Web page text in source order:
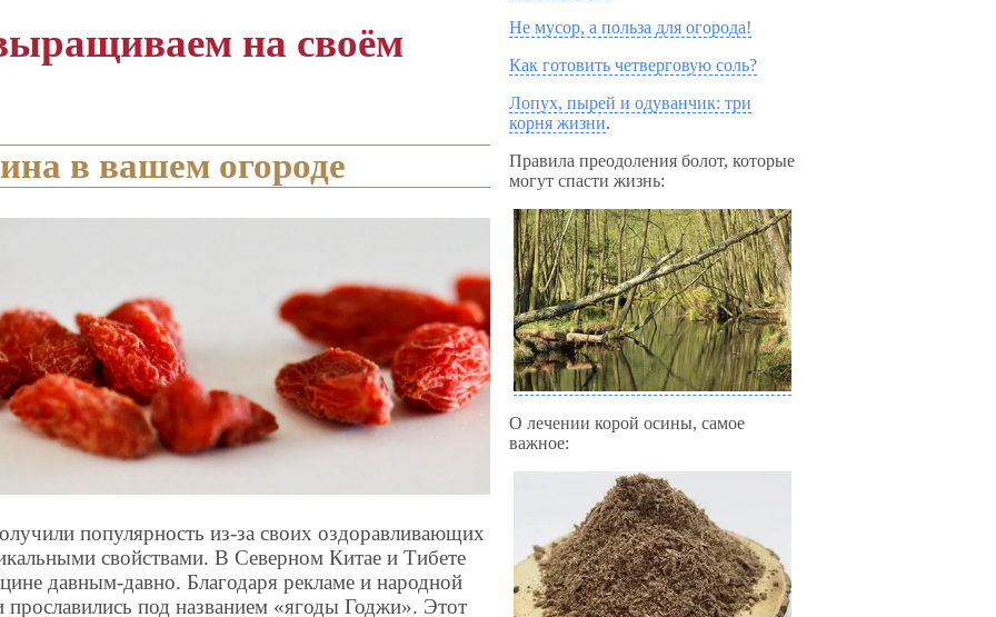
на своём
в вашем огороде
популярность из-за своих оздоравливающих
свойствами. В Северном Китае и Тибете
давным-давно. Благодаря рекламе и народной
прославились под названием «ягоды Годжи». Этот
Не мусор, а польза для огорода!
Как готовить четверговую соль?
Лопух, пырей и одуванчик: три
корня жизни.
Правила преодоления болот, которые
могут спасти жизнь:
О лечении корой осины, самое
важное: